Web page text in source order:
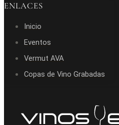
ENLACES
Inicio
Eventos
Vermut AVA
Copas de Vino Grabadas